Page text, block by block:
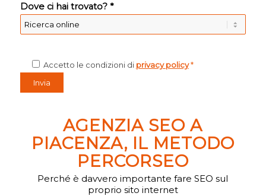
Dove ci hai trovato? *
Accetto le condizioni di privacy policy *
AGENZIA SEO A
PIACENZA, IL METODO
PERCORSEO
Perché è davvero importante fare SEO sul
proprio sito internet